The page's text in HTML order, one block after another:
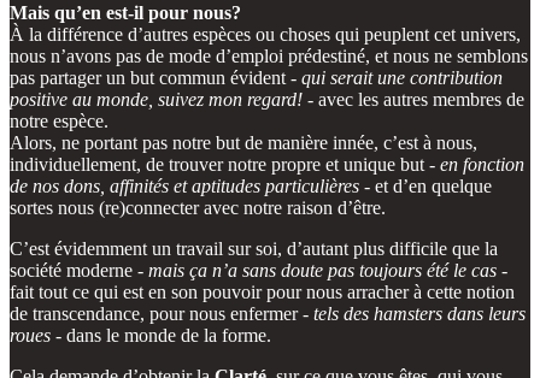
Mais qu’en est-il pour nous?
À la différence d’autres espèces ou choses qui peuplent cet univers,
nous n’avons pas de mode d’emploi prédestiné, et nous ne semblons
pas partager un but commun évident - qui serait une contribution
positive au monde, suivez mon regard! - avec les autres membres de
notre espèce.
Alors, ne portant pas notre but de manière innée, c’est à nous,
individuellement, de trouver notre propre et unique but - en fonction
de nos dons, affinités et aptitudes particulières - et d’en quelque
sortes nous (re)connecter avec notre raison d’être.
C’est évidemment un travail sur soi, d’autant plus difficile que la
société moderne - mais ça n’a sans doute pas toujours été le cas -
fait tout ce qui est en son pouvoir pour nous arracher à cette notion
de transcendance, pour nous enfermer - tels des hamsters dans leurs
roues - dans le monde de la forme.